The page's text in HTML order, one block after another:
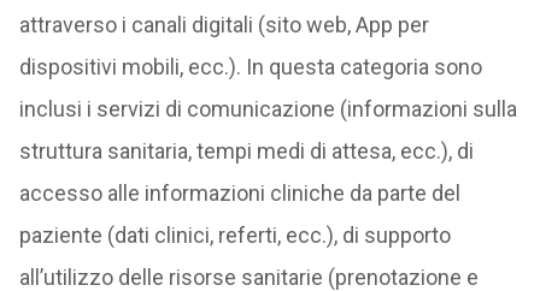
attraverso i canali digitali (sito web, App per
dispositivi mobili, ecc.). In questa categoria sono
inclusi i servizi di comunicazione (informazioni sulla
struttura sanitaria, tempi medi di attesa, ecc.), di
accesso alle informazioni cliniche da parte del
paziente (dati clinici, referti, ecc.), di supporto
all’utilizzo delle risorse sanitarie (prenotazione e